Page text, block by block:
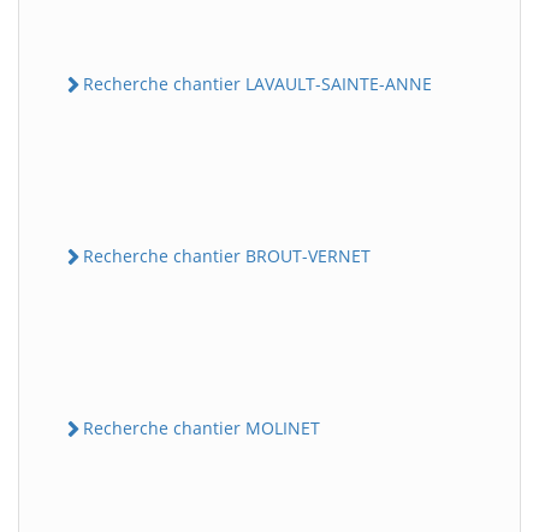
Recherche chantier LAVAULT-SAINTE-ANNE
Recherche chantier BROUT-VERNET
Recherche chantier MOLINET